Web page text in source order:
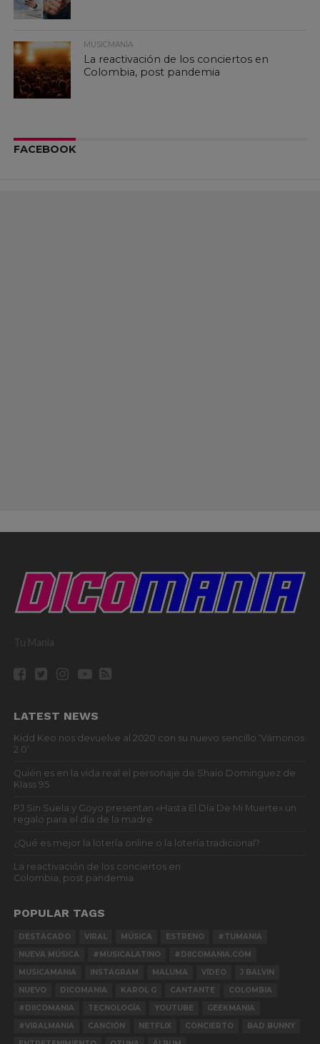
MUSICMANÍA
La reactivación de los conciertos en
Colombia, post pandemia
FACEBOOK
Tu Mania
LATEST NEWS
Kidd Keo nos devuelve al 2020 con su nuevo sencillo ‘Vámonos
2.0’
Quién es en la vida real el personaje de Shaio Dominguez de
Klass 95
PJ Sin Suela y Goyo presentan «Hasta El Día De Mi Muerte» un
regalo para el día de la madre
¿Qué es mejor la lotería online o la lotería tradicional?
La reactivación de los conciertos en
Colombia, post pandemia
POPULAR TAGS
DESTACADO VIRAL MÚSICA ESTRENO
#TUMANIA
NUEVA MÚSICA
#MUSICALATINO
#DIICOMANIA.COM
MUSICAMANIA
INSTAGRAM MALUMA VÍDEO
J BALVIN
NUEVO
DICOMANIA KAROL G CANTANTE
COLOMBIA
#DIICOMANIA
TECNOLOGÍA YOUTUBE
GEEKMANIA
#VIRALMANIA
CANCIÓN NETFLIX CONCIERTO
BAD BUNNY